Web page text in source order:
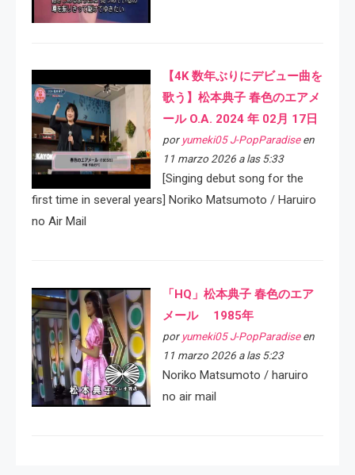
【4K 数年ぶりにデビュー曲を
歌う】松本典子 春色のエアメ
ール O.A. 2024 年 02月 17日
por yumeki05 J-PopParadiseen
11 marzo 2026 a las 5:33
[Singing debut song for the
first time in several years] Noriko Matsumoto / Haruiro
no Air Mail
「HQ」松本典子 春色のエア
メール 1985年
por yumeki05 J-PopParadiseen
11 marzo 2026 a las 5:23
Noriko Matsumoto / haruiro
no air mail